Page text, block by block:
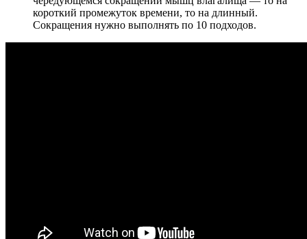
короткий промежуток времени, то на длинный.
Сокращения нужно выполнять по 10 подходов.